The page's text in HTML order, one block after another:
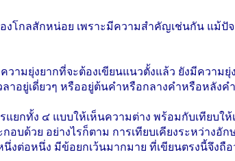
โกลสักหน่อย เพราะมีความสำคัญเช่นกัน แม้ปั
ามยุ่งยากที่จะต้องเขียนแนวตั้งแล้ว ยังมีความ
ลาอยู่เดี่ยวๆ หรืออยู่ต้นคำหรือกลางคำหรือหลังค
ยกทั้ง ๔ แบบให้เห็นความต่าง พร้อมกับเทียบใ
อบด้วย อย่างไรก็ตาม การเทียบเคียงระหว่างอั
งต่อหนึ่ง มีข้อยกเว้นมากมาย ที่เขียนตรงนี้จึงถื